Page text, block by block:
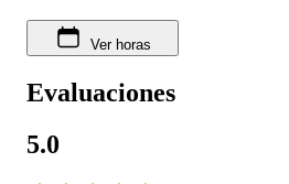
Ver horas
Evaluaciones
5.0